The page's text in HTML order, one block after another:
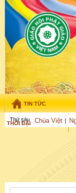
TIN TỨC
THỜI ĐẠI Chùa Việt
Thứ sáu - 7/08/2026 –